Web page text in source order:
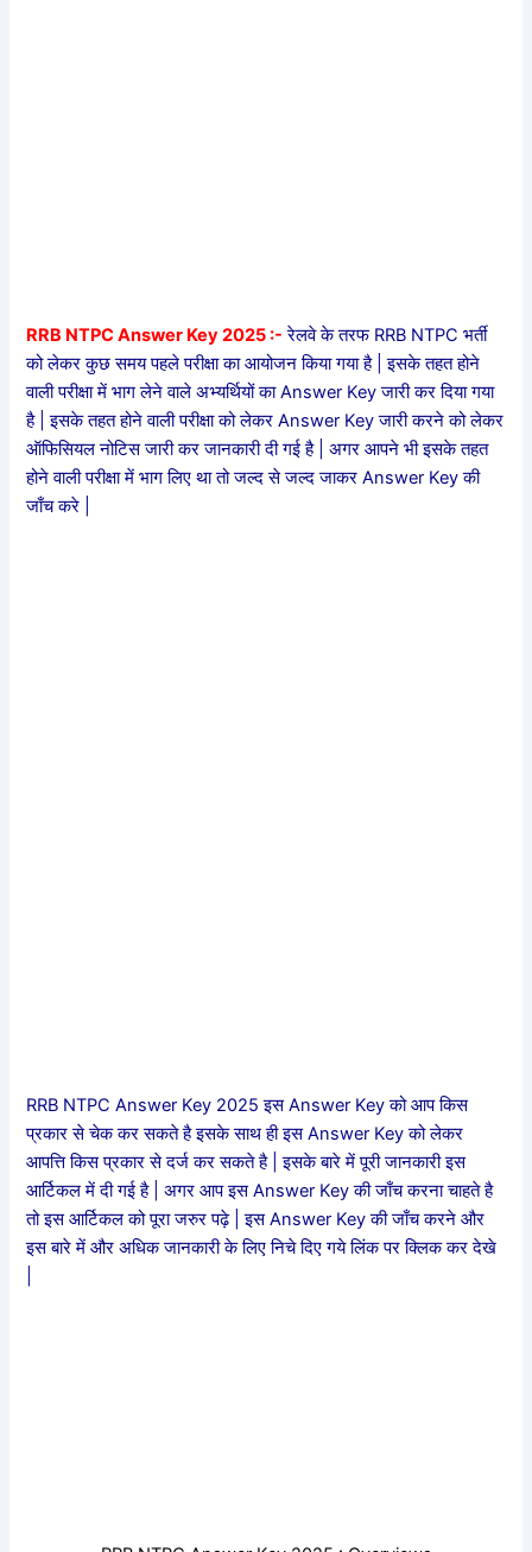
RRB NTPC Answer Key 2025 :- रेलवे के तरफ RRB NTPC भर्ती
को लेकर कुछ समय पहले परीक्षा का आयोजन किया गया है | इसके तहत होने
वाली परीक्षा में भाग लेने वाले अभ्यर्थियों का Answer Key जारी कर दिया गया
है | इसके तहत होने वाली परीक्षा को लेकर Answer Key जारी करने को लेकर
ऑफिसियल नोटिस जारी कर जानकारी दी गई है | अगर आपने भी इसके तहत
होने वाली परीक्षा में भाग लिए था तो जल्द से जल्द जाकर Answer Key की
जाँच करे |
RRB NTPC Answer Key 2025 इस Answer Key को आप किस
प्रकार से चेक कर सकते है इसके साथ ही इस Answer Key को लेकर
आपत्ति किस प्रकार से दर्ज कर सकते है | इसके बारे में पूरी जानकारी इस
आर्टिकल में दी गई है | अगर आप इस Answer Key की जाँच करना चाहते है
तो इस आर्टिकल को पूरा जरुर पढ़े | इस Answer Key की जाँच करने और
इस बारे में और अधिक जानकारी के लिए निचे दिए गये लिंक पर क्लिक कर देखे